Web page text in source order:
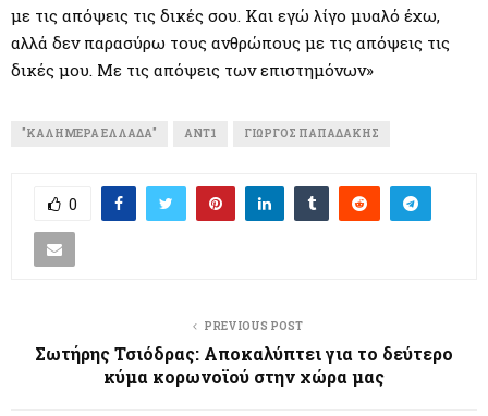
με τις απόψεις τις δικές σου. Και εγώ λίγο μυαλό έχω,
αλλά δεν παρασύρω τους ανθρώπους με τις απόψεις τις
δικές μου. Με τις απόψεις των επιστημόνων»
"ΚΑΛΗΜΈΡΑ ΕΛΛΆΔΑ" ANT1 ΓΙΏΡΓΟΣ ΠΑΠΑΔΆΚΗΣ
0
PREVIOUS POST
Σωτήρης Τσιόδρας: Αποκαλύπτει για το δεύτερο
κύμα κορωνοϊού στην χώρα μας